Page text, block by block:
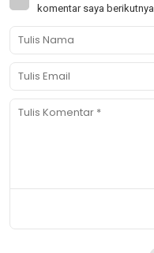
komentar saya berikutnya.